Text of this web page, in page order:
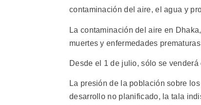
contaminación del aire, el agua y
La contaminación del aire en
muertes y enfermedades
Desde el 1 de julio, sólo se
La presión de la población sobre
desarrollo no planificado, la tala